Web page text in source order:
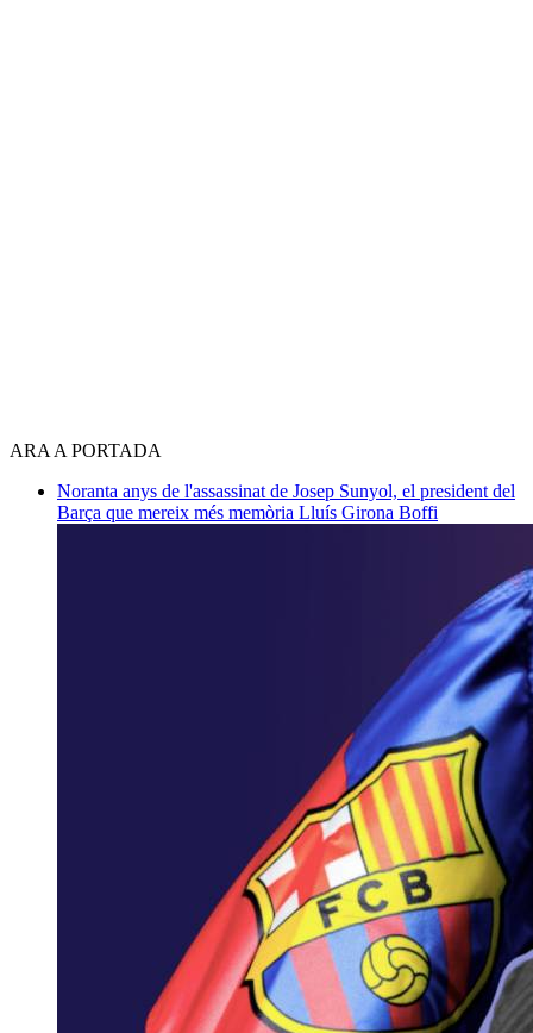
ARA A PORTADA
Noranta anys de l'assassinat de Josep Sunyol, el president del
Barça que mereix més memòria Lluís Girona Boffi